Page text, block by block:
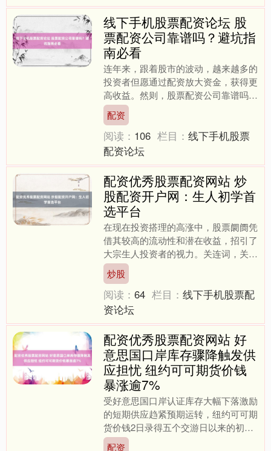
线下手机股票配资论坛 股
票配资公司靠谱吗？避坑指
南必看
连年来，跟着股市的波动，越来越多的
投资者但愿通过配资放大资金，获得更
高收益。然则，股票配资公司靠谱吗？
这个问题困扰着很多念念要尝试配资的
股民。事实上，配资市集鱼....
配资
阅读： 106 栏目：线下手机股票
配资论坛
配资优秀股票配资网站 炒
股配资开户网：生人初学首
选平台
在现在投资搭理的高涨中，股票阛阓凭
借其较高的流动性和潜在收益，招引了
大宗生人投资者的视力。关连词，关于
穷乏告诫、资金有限的初学者而言，平
直插足股市经常靠近门槛高....
炒股
阅读：64 栏目：线下手机股票配
资论坛
配资优秀股票配资网站 好
意思国口岸库存骤降触发供
应担忧 纽约可可期货价钱
暴涨逾7%
受好意思国口岸认证库存大幅下落激励
的短期供应趋紧预期运转，纽约可可期
货价钱2日录得五个交游日以来的初次
高涨。盘中主力合约一度暴涨7.8%配
配资